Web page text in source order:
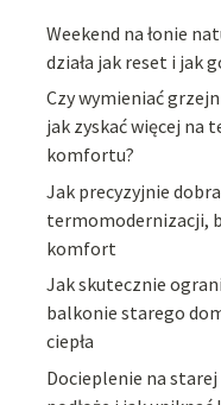
Weekend na łonie
działa jak reset i jak
Czy wymieniać
jak zyskać więcej na
komfortu?
Jak precyzyjnie
termomodernizacji,
komfort
Jak skutecznie
balkonie starego
ciepła
Docieplenie na